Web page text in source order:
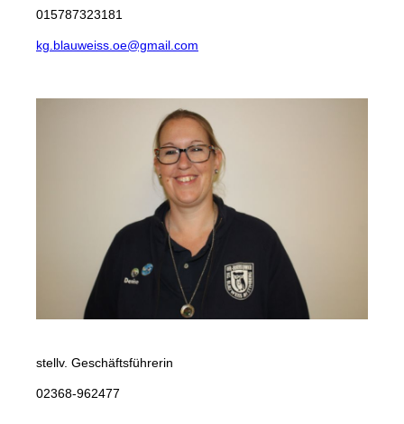
015787323181
kg.blauweiss.oe@gmail.com
stellv. Geschäftsführerin
02368-962477